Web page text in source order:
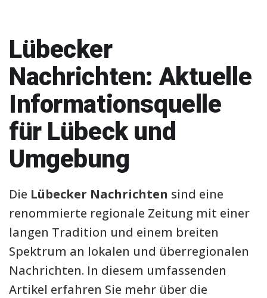
Lübecker
Nachrichten: Aktuelle
Informationsquelle
für Lübeck und
Umgebung
Die Lübecker Nachrichten sind eine
renommierte regionale Zeitung mit einer
langen Tradition und einem breiten
Spektrum an lokalen und überregionalen
Nachrichten. In diesem umfassenden
Artikel erfahren Sie mehr über die